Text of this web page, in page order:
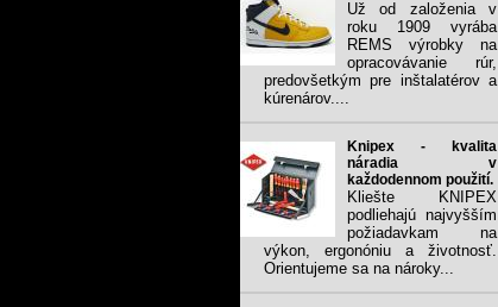
Už od založenia v
roku 1909 vyrába
REMS výrobky na
opracovávanie rúr,
predovšetkým pre inštalatérov a
kúrenárov....
Knipex - kvalita
náradia v
každodennom použití.
Kliešte KNIPEX
podliehajú najvyšším
požiadavkam na
výkon, ergonóniu a životnosť.
Orientujeme sa na nároky...